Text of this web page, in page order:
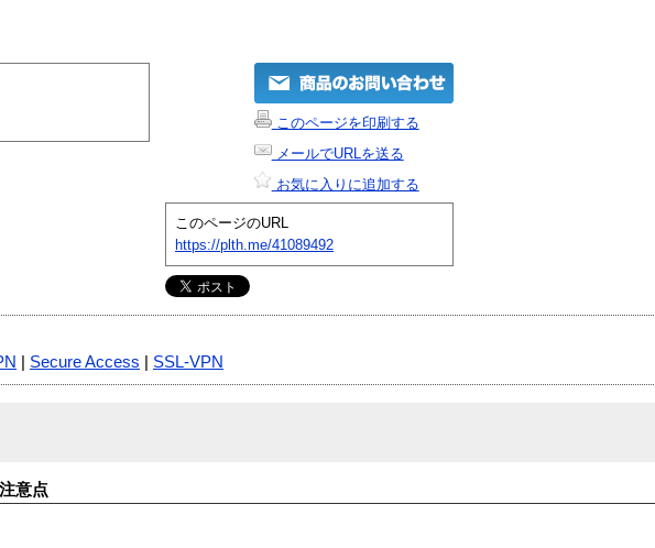
このページを印刷する
メールでURLを送る
お気に入りに追加する
このページのURL
https://plth.me/41089492
Secure Access SSL-VPN
意点